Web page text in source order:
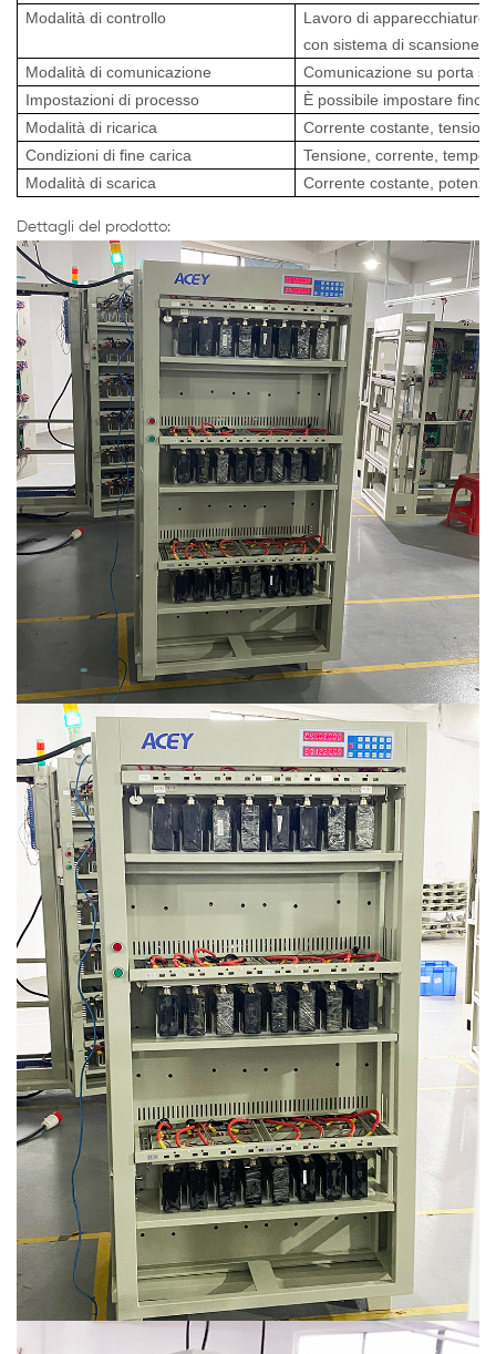
Modalità di controllo
Lavoro di apparecchiature
con sistema di scansione
Modalità di comunicazione
Comunicazione su porta
Impostazioni di processo
È possibile impostare fino
Modalità di ricarica
Corrente costante,
Condizioni di fine carica
Tensione, corrente,
Modalità di scarica
Corrente costante,
Dettagli del prodotto: